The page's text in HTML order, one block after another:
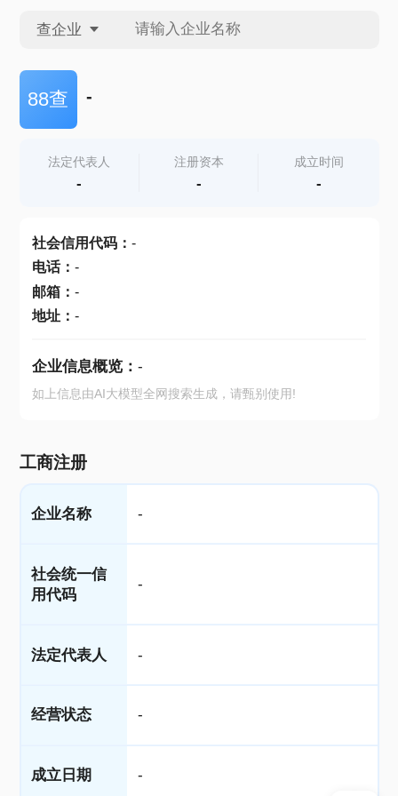
查企业
查企业
查产地
88查 -
法定代表人
-
注册资本
-
成立时间
-
社会信用代码： -
电话： -
邮箱： -
地址： -
企业信息概览： -
如上信息由AI大模型全网搜索生成，请甄别使用!
工商注册
企业名称 -
社会统一信
用代码
-
法定代表人 -
经营状态 -
成立日期 -